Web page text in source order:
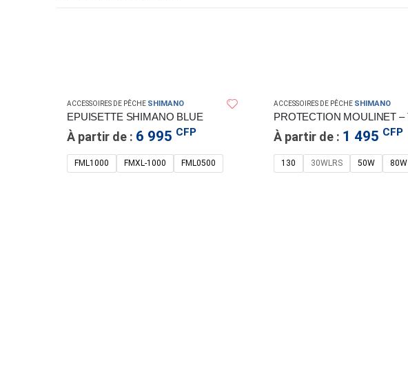
ACCESSOIRES DE PÊCHE SHIMANO
EPUISETTE SHIMANO BLUE
À partir de : 6 995 CFP
FML1000 FMXL-1000 FML0500
ACCESSOIRES DE PÊCHE SHIMANO
À partir de : 1 495 CFP
130 30WLRS 50W 80W